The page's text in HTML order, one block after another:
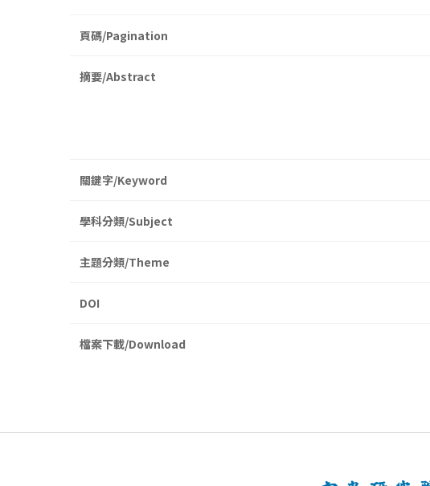
頁碼/Pagination
摘要/Abstract
關鍵字/Keyword
學科分類/Subject
主題分類/Theme
DOI
檔案下載/Download